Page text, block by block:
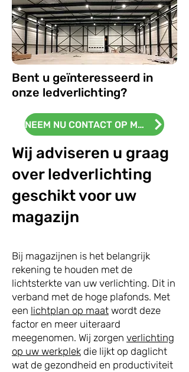
Bent u geïnteresseerd in
onze ledverlichting?
NEEM NU CONTACT OP MET ONS!
Wij adviseren u graag
over ledverlichting
geschikt voor uw
magazijn
Bij magazijnen is het belangrijk
rekening te houden met de
lichtsterkte van uw verlichting. Dit in
verband met de hoge plafonds. Met
een lichtplan op maat wordt deze
factor en meer uiteraard
meegenomen. Wij zorgen verlichting
op uw werkplek die lijkt op daglicht
wat de gezondheid en productiviteit